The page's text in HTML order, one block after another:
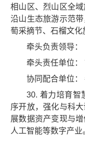
相山区、烈山区全
沿山生态旅游示范
萄采摘节、石榴文化
牵头负责领导
牵头责任单位：
协同配合单位：
30. 着力培育智
序开放，强化与科
展数据资产变现与
人工智能等数字产业